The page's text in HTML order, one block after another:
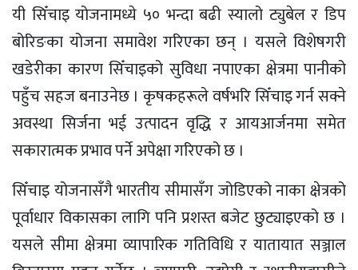
यी सिँचाइ योजनामध्ये ५० भन्दा बढी स्यालो ट्युबेल र डिप
बोरिङका योजना समावेश गरिएका छन् । यसले विशेषगरी
खडेरीका कारण सिँचाइको सुविधा नपाएका क्षेत्रमा पानीको
पहुँच सहज बनाउनेछ । कृषकहरूले वर्षभरि सिँचाइ गर्न सक्ने
अवस्था सिर्जना भई उत्पादन वृद्धि र आयआर्जनमा समेत
सकारात्मक प्रभाव पर्ने अपेक्षा गरिएको छ ।
सिँचाइ योजनासँगै भारतीय सीमासँग जोडिएको नाका क्षेत्रको
पूर्वाधार विकासका लागि पनि प्रशस्त बजेट छुट्याइएको छ ।
यसले सीमा क्षेत्रमा व्यापारिक गतिविधि र यातायात सञ्जाल